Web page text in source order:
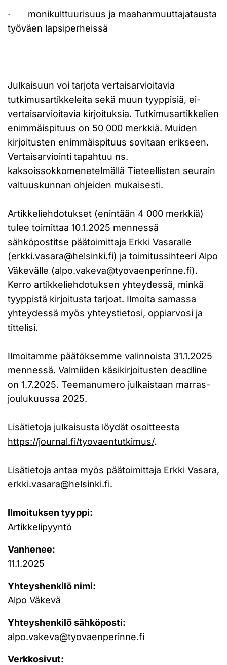
· monikulttuurisuus ja maahanmuuttajatausta
työväen lapsiperheissä
Julkaisuun voi tarjota vertaisarvioitavia
tutkimusartikkeleita sekä muun tyyppisiä, ei-
vertaisarvioitavia kirjoituksia. Tutkimusartikkelien
enimmäispituus on 50 000 merkkiä. Muiden
kirjoitusten enimmäispituus sovitaan erikseen.
Vertaisarviointi tapahtuu ns.
kaksoissokkomenetelmällä Tieteellisten seurain
valtuuskunnan ohjeiden mukaisesti.
Artikkeliehdotukset (enintään 4 000 merkkiä)
tulee toimittaa 10.1.2025 mennessä
sähköpostitse päätoimittaja Erkki Vasaralle
(erkki.vasara@helsinki.fi) ja toimitussihteeri Alpo
Väkevälle (alpo.vakeva@tyovaenperinne.fi).
Kerro artikkeliehdotuksen yhteydessä, minkä
tyyppistä kirjoitusta tarjoat. Ilmoita samassa
yhteydessä myös yhteystietosi, oppiarvosi ja
tittelisi.
Ilmoitamme päätöksemme valinnoista 31.1.2025
mennessä. Valmiiden käsikirjoitusten deadline
on 1.7.2025. Teemanumero julkaistaan marras-
joulukuussa 2025.
Lisätietoja julkaisusta löydät osoitteesta
https://journal.fi/tyovaentutkimus/.
Lisätietoja antaa myös päätoimittaja Erkki Vasara,
erkki.vasara@helsinki.fi.
Ilmoituksen tyyppi:
Artikkelipyyntö
Vanhenee:
11.1.2025
Yhteyshenkilö nimi:
Alpo Väkevä
Yhteyshenkilö sähköposti:
alpo.vakeva@tyovaenperinne.fi
Verkkosivut: